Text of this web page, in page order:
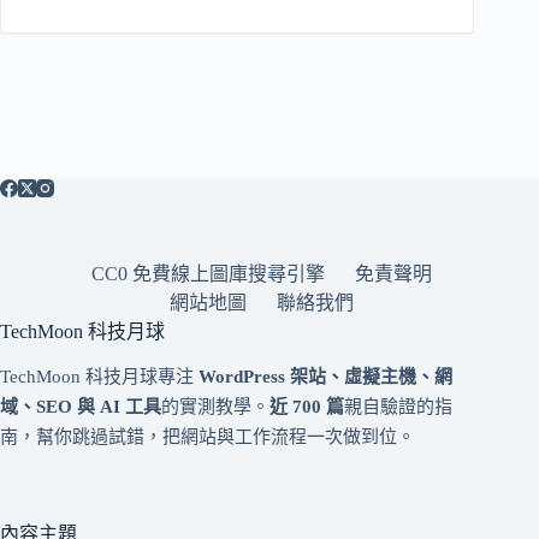
CC0 免費線上圖庫搜尋引擎
免責聲明
網站地圖
聯絡我們
TechMoon 科技月球
TechMoon 科技月球專注 WordPress 架站、虛擬主機、網
域、SEO 與 AI 工具的實測教學。 近 700 篇親自驗證的指
南，幫你跳過試錯，把網站與工作流程一次做到位。
內容主題